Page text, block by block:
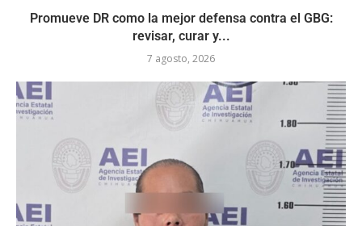
Promueve DR como la mejor defensa contra el GBG:
revisar, curar y...
7 agosto, 2026